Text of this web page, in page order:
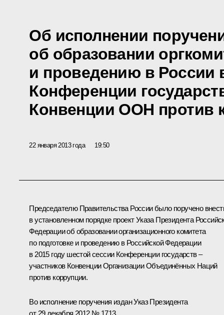
Об исполнении
об образовании
и проведению в России
Конференции
Конвенции ООН против
22 января 2013 года 19:50
Председателю Правительства России было поручено
в установленном порядке проект Указа Президента
Федерации об образовании организационного комитета
по подготовке и проведению в Российской Федерации
в 2015 году шестой сессии Конференции государств –
участников Конвенции Организации Объединённых Наций
против коррупции.
Во исполнение поручения издан Указ Президента